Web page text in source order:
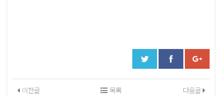
이전글 다음글
목록